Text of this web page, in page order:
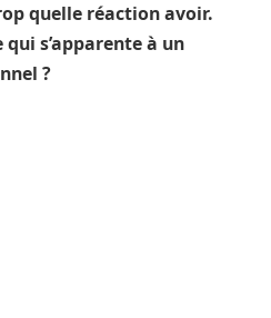
quelle réaction avoir.
s’apparente à un
?